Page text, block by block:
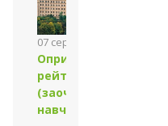
07 серпня 2013 року
Оприлюднено
рейтингові списки
(заочна форма
навчання)